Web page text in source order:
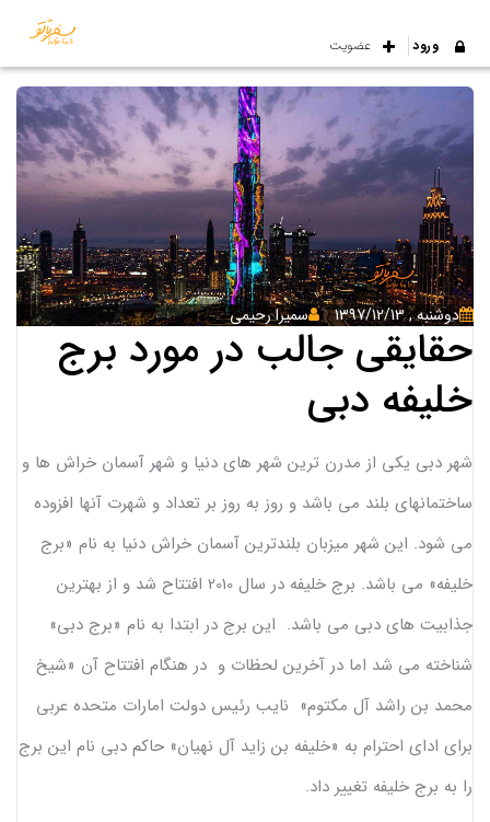
ورود عضویت
دوشنبه , 1397/12/13 سمیرا رحیمی
حقایقی جالب در مورد برج
خلیفه دبی
شهر دبی یکی از مدرن ترین شهر های دنیا و شهر آسمان خراش ها و
ساختمانهای بلند می باشد و روز به روز بر تعداد و شهرت آنها افزوده
می شود. این شهر میزبان بلندترین آسمان خراش دنیا به نام «برج
خلیفه» می باشد. برج خلیفه در سال 2010 افتتاح شد و از بهترین
جذابیت های دبی می باشد. این برج در ابتدا به نام «برج دبی»
شناخته می شد اما در آخرین لحظات و در هنگام افتتاح آن «شیخ
محمد بن راشد آل مکتوم» نایب رئیس دولت امارات متحده عربی
برای ادای احترام به «خلیفه بن زاید آل نهیان» حاکم دبی نام این برج
را به برج خلیفه تغییر داد.